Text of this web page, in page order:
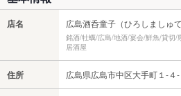
店名 広島酒呑童子（ひろしましゅ
銘酒/牡蠣/広島/地酒/宴会/鮮魚/貸切
居酒屋
住所 広島県広島市中区大手町１-４-